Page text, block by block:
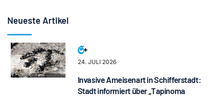
Neueste Artikel
24. JULI 2026
Invasive Ameisenart in Schifferstadt:
Stadt informiert über „Tapinoma